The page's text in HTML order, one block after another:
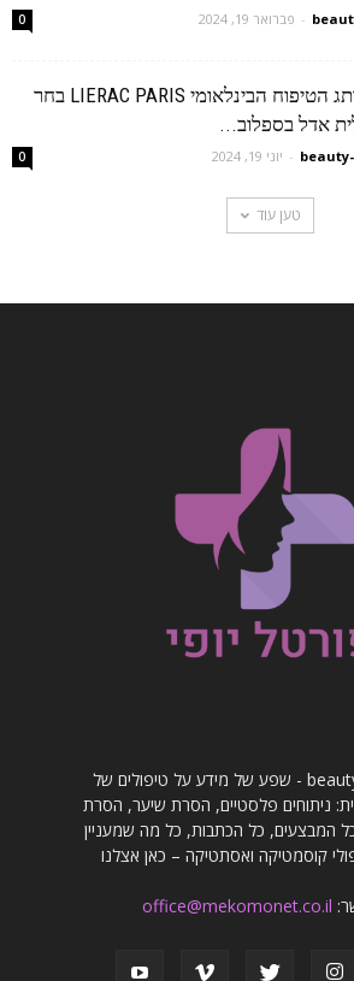
- פברואר 19, 2024 0
פריז בוחרת בישראל: מותג הטיפוח הבינלאומי LIERAC PARIS בחר
אדל בספלוב...
- יוני 19, 2024 0
טען עוד
פורטל יופי beauty d - שפע של מידע על טיפולים של
ניתוחים פלסטיים, הסרת שיער, הסרת
המבצעים, כל הכתבות, כל מה שמעניין
קוסמטיקה ואסתטיקה – כאן אצלנו
office@mekomonet.co.il